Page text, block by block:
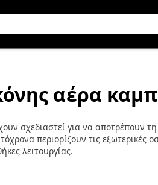
αέρα
σχεδιαστεί για να αποτρέπουν
περιορίζουν τις εξωτερικές
λειτουργίας.